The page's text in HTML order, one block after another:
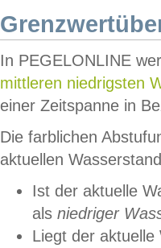
In PEGELONLINE
mittleren niedrigsten
einer Zeitspanne in
Die farblichen
aktuellen
Ist der aktuelle
als niedriger
Liegt der